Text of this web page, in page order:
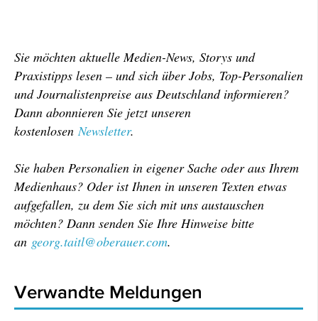
Sie möchten aktuelle Medien-News, Storys und
Praxistipps lesen – und sich über Jobs, Top-Personalien
und Journalistenpreise aus Deutschland informieren?
Dann abonnieren Sie jetzt unseren
kostenlosenNewsletter.
Sie haben Personalien in eigener Sache oder aus Ihrem
Medienhaus? Oder ist Ihnen in unseren Texten etwas
aufgefallen, zu dem Sie sich mit uns austauschen
möchten? Dann senden Sie Ihre Hinweise bitte
an georg.taitl@oberauer.com.
Verwandte Meldungen